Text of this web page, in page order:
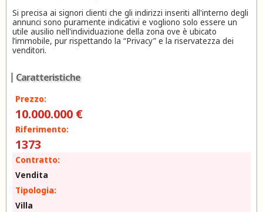
Si precisa ai signori clienti che gli indirizzi inseriti all'interno degli
annunci sono puramente indicativi e vogliono solo essere un
utile ausilio nell'individuazione della zona ove è ubicato
l’immobile, pur rispettando la “Privacy” e la riservatezza dei
venditori.
Caratteristiche
Prezzo:
10.000.000 €
Riferimento:
1373
Contratto:
Vendita
Tipologia:
Villa